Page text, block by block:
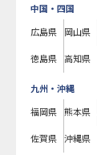
中国・四国
広島県 岡山県
徳島県 高知県
九州・沖縄
福岡県 熊本県
佐賀県 沖縄県